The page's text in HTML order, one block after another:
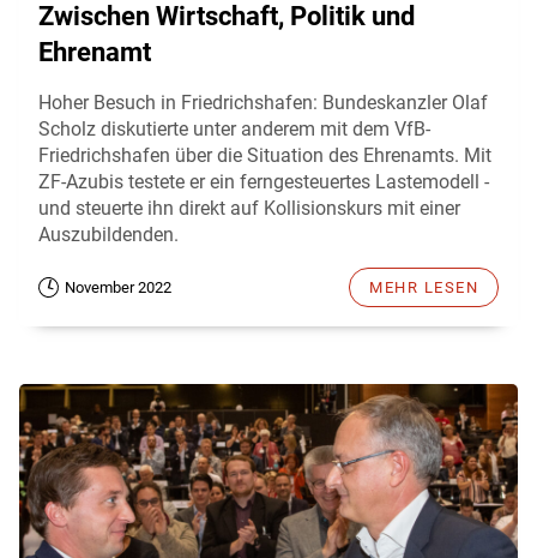
Zwischen Wirtschaft, Politik und
Ehrenamt
Hoher Besuch in Friedrichshafen: Bundeskanzler Olaf
Scholz diskutierte unter anderem mit dem VfB-
Friedrichshafen über die Situation des Ehrenamts. Mit
ZF-Azubis testete er ein ferngesteuertes Lastemodell -
und steuerte ihn direkt auf Kollisionskurs mit einer
Auszubildenden.
November 2022 MEHR LESEN